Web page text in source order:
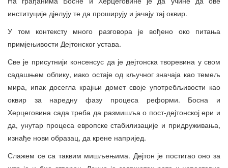
институције дјелују те да проширују и јачају тај оквир.
У том контексту много разговора је вођено око питања
примјењивости Дејтонског устава.
Све је присутнији консенсус да је дејтонска творевина у свом
садашњем облику, иако остаје од кључног значаја као темељ
мира, ипак досегла крајњи домет своје употребљивости као
оквир за наредну фазу процеса реформи. Босна и
Херцеговина сада треба да размишља о пост-дејтонској ери и
да, унутар процеса европске стабилизације и придруживања,
изнађе нови образац, да крене напријед.
Слажем се са таквим мишљењима. Дејтон је постигао оно за